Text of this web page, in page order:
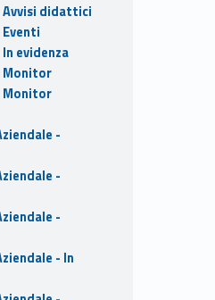
Avvisi didattici
evidenza
Monitor
Monitor
-
-
-
- In